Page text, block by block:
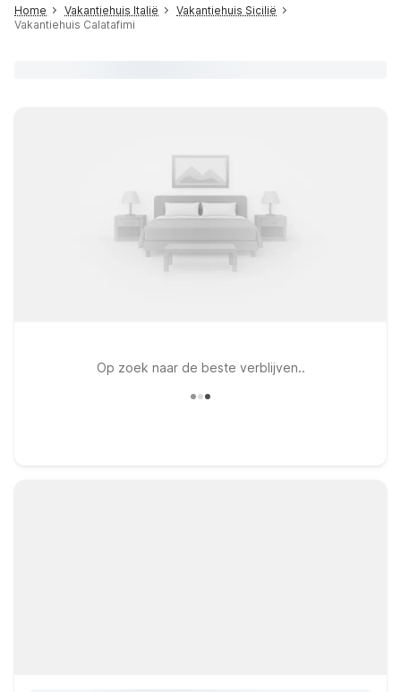
Home Vakantiehuis Italië
Vakantiehuis Sicilië
Vakantiehuis Calatafimi
Op zoek naar de beste verblijven..